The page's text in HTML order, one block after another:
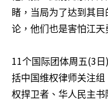
睹，当局为了达到其
论，他们也是害怕江天
11个国际团体周五(3 日 )
括中国维权律师关注
权捍卫者、华人民主